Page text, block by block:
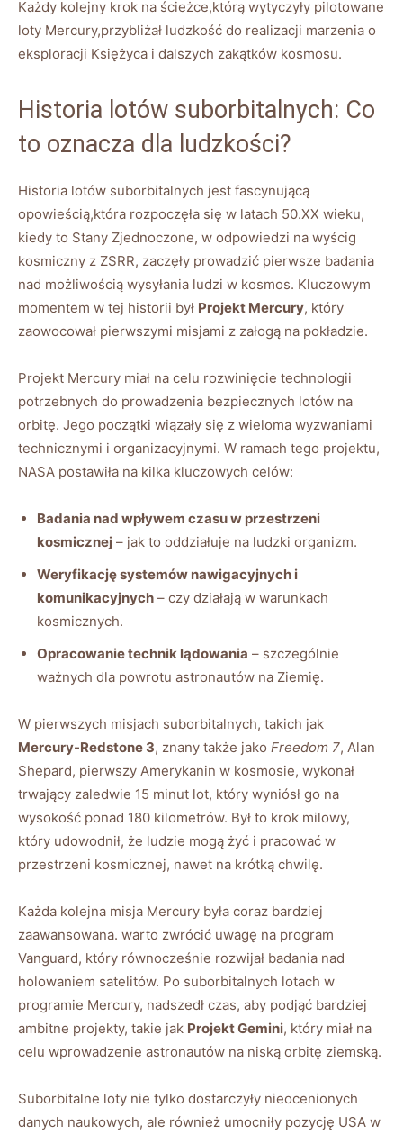
Każdy kolejny krok na ścieżce,którą wytyczyły pilotowane
loty Mercury,przybliżał ludzkość do realizacji marzenia o
eksploracji Księżyca i dalszych zakątków kosmosu.
Historia lotów suborbitalnych: Co
to oznacza dla ludzkości?
Historia lotów suborbitalnych jest fascynującą
opowieścią,która rozpoczęła się w latach 50.XX wieku,
kiedy to Stany Zjednoczone, w odpowiedzi na wyścig
kosmiczny z ZSRR, zaczęły prowadzić pierwsze badania
nad możliwością wysyłania ludzi w kosmos. Kluczowym
momentem w tej historii był Projekt Mercury, który
zaowocował pierwszymi misjami z załogą na pokładzie.
Projekt Mercury miał na celu rozwinięcie technologii
potrzebnych do prowadzenia bezpiecznych lotów na
orbitę. Jego początki wiązały się z wieloma wyzwaniami
technicznymi i organizacyjnymi. W ramach tego projektu,
NASA postawiła na kilka kluczowych celów:
Badania nad wpływem czasu w przestrzeni
kosmicznej – jak to oddziałuje na ludzki organizm.
Weryfikację systemów nawigacyjnych i
komunikacyjnych – czy działają w warunkach
kosmicznych.
Opracowanie technik lądowania – szczególnie
ważnych dla powrotu astronautów na Ziemię.
W pierwszych misjach suborbitalnych, takich jak
Mercury-Redstone 3, znany także jako Freedom 7, Alan
Shepard, pierwszy Amerykanin w kosmosie, wykonał
trwający zaledwie 15 minut lot, który wyniósł go na
wysokość ponad 180 kilometrów. Był to krok milowy,
który udowodnił, że ludzie mogą żyć i pracować w
przestrzeni kosmicznej, nawet na krótką chwilę.
Każda kolejna misja Mercury była coraz bardziej
zaawansowana. warto zwrócić uwagę na program
Vanguard, który równocześnie rozwijał badania nad
holowaniem satelitów. Po suborbitalnych lotach w
programie Mercury, nadszedł czas, aby podjąć bardziej
ambitne projekty, takie jak Projekt Gemini, który miał na
celu wprowadzenie astronautów na niską orbitę ziemską.
Suborbitalne loty nie tylko dostarczyły nieocenionych
danych naukowych, ale również umocniły pozycję USA w